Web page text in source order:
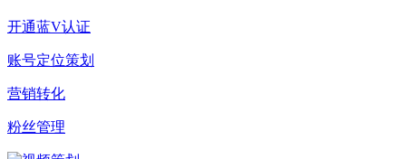
开通蓝V认证
账号定位策划
营销转化
粉丝管理